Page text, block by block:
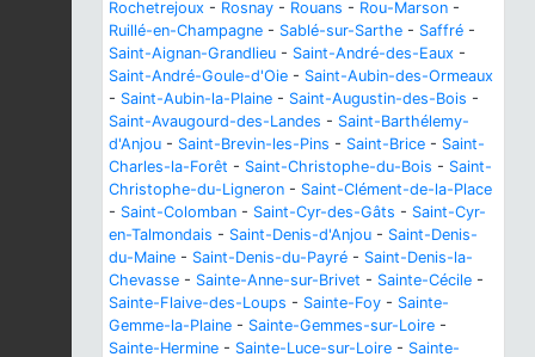
Rochetrejoux - Rosnay - Rouans - Rou-Marson -
Ruillé-en-Champagne - Sablé-sur-Sarthe - Saffré -
Saint-Aignan-Grandlieu - Saint-André-des-Eaux -
Saint-André-Goule-d'Oie - Saint-Aubin-des-Ormeaux
- Saint-Aubin-la-Plaine - Saint-Augustin-des-Bois -
Saint-Avaugourd-des-Landes - Saint-Barthélemy-
d'Anjou - Saint-Brevin-les-Pins - Saint-Brice - Saint-
Charles-la-Forêt - Saint-Christophe-du-Bois - Saint-
Christophe-du-Ligneron - Saint-Clément-de-la-Place
- Saint-Colomban - Saint-Cyr-des-Gâts - Saint-Cyr-
en-Talmondais - Saint-Denis-d'Anjou - Saint-Denis-
du-Maine - Saint-Denis-du-Payré - Saint-Denis-la-
Chevasse - Sainte-Anne-sur-Brivet - Sainte-Cécile -
Sainte-Flaive-des-Loups - Sainte-Foy - Sainte-
Gemme-la-Plaine - Sainte-Gemmes-sur-Loire -
Sainte-Hermine - Sainte-Luce-sur-Loire - Sainte-